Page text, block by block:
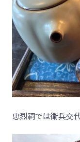
忠烈祠では衛兵交